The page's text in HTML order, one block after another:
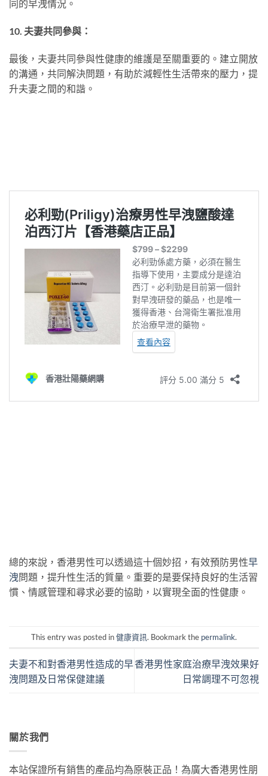
同的早洩情況。
10. 夫妻共同參與：
最後，夫妻共同參與性健康的維護是至關重要的。建立開放
的溝通，共同解決問題，有助於減輕性生活帶來的壓力，提
升夫妻之間的和諧。
總的來說，香港男性可以透過這十個妙招，有效預防男性早
洩問題，提升性生活的質量。重要的是要保持良好的生活習
慣、情感管理和尋求必要的協助，以實現全面的性健康。
This entry was posted in健康資訊. Bookmark the permalink.
夫妻不和對香港男性造成的早
洩問題及日常保健建議
香港男性家庭治療早洩效果好
日常調理不可忽視
關於我們
本站保證所有銷售的產品均為原裝正品！為廣大香港男性朋